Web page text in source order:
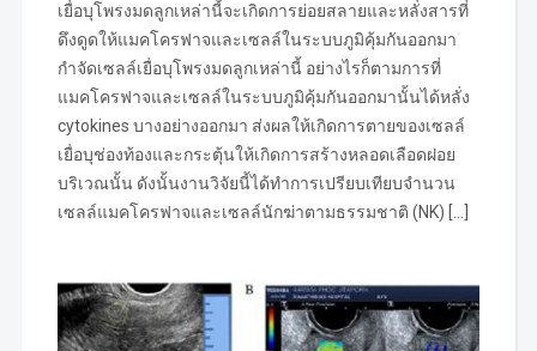
เยื่อบุโพรงมดลูกเหล่านี้จะเกิดการย่อยสลายและหลั่งสารที่
ดึงดูดให้แมคโครฟาจและเซลล์ในระบบภูมิคุ้มกันออกมา
กำจัดเซลล์เยื่อบุโพรงมดลูกเหล่านี้ อย่างไรก็ตามการที่
แมคโครฟาจและเซลล์ในระบบภูมิคุ้มกันออกมานั้นได้หลั่ง
cytokines บางอย่างออกมา ส่งผลให้เกิดการตายของเซลล์
เยื่อบุช่องท้องและกระตุ้นให้เกิดการสร้างหลอดเลือดฝอย
บริเวณนั้น ดังนั้นงานวิจัยนี้ได้ทำการเปรียบเทียบจำนวน
เซลล์แมคโครฟาจและเซลล์นักฆ่าตามธรรมชาติ (NK) […]